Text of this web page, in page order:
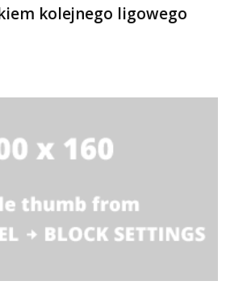
kolejnego ligowego